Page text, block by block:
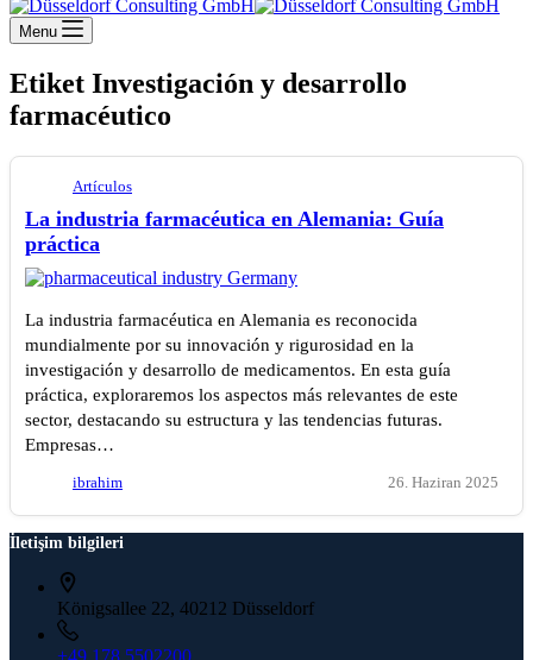
Menu
Etiket Investigación y desarrollo
farmacéutico
Artículos
La industria farmacéutica en Alemania: Guía
práctica
La industria farmacéutica en Alemania es reconocida
mundialmente por su innovación y rigurosidad en la
investigación y desarrollo de medicamentos. En esta guía
práctica, exploraremos los aspectos más relevantes de este
sector, destacando su estructura y las tendencias futuras.
Empresas…
ibrahim 26. Haziran 2025
İletişim bilgileri
Königsallee 22, 40212 Düsseldorf
+49 178 5502200